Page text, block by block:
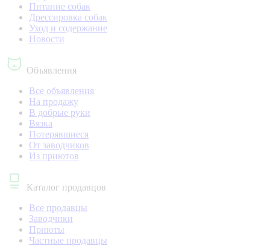
Питание собак
Дрессировка собак
Уход и содержание
Новости
Объявления
Все объявления
На продажу
В добрые руки
Вязка
Потерявшиеся
От заводчиков
Из приютов
Каталог продавцов
Все продавцы
Заводчики
Приюты
Частные продавцы